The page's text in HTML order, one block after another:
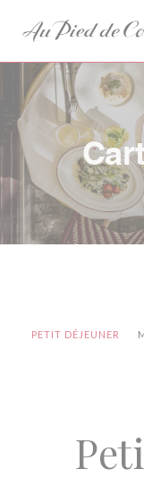
PETIT DÉJEUNER